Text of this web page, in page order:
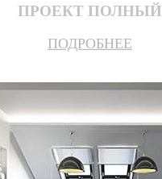
ПРОЕКТ ПОЛНЫЙ
ПОДРОБНЕЕ